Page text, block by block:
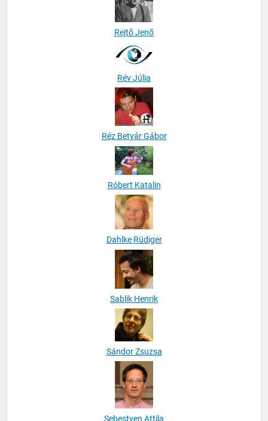
Rejtő Jenő
Rév Júlia
Réz Betyár Gábor
Róbert Katalin
Dahlke Rüdiger
Sablik Henrik
Sándor Zsuzsa
Sebestyen Attila